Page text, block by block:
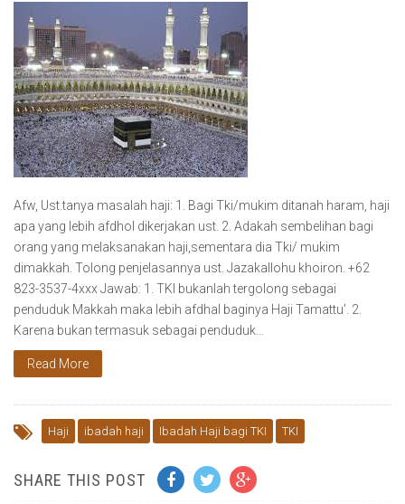
Afw, Ust.tanya masalah haji: 1. Bagi Tki/mukim ditanah haram, haji
apa yang lebih afdhol dikerjakan ust. 2. Adakah sembelihan bagi
orang yang melaksanakan haji,sementara dia Tki/ mukim
dimakkah. Tolong penjelasannya ust. Jazakallohu khoiron. +62
823-3537-4xxx Jawab: 1. TKI bukanlah tergolong sebagai
penduduk Makkah maka lebih afdhal baginya Haji Tamattu’. 2.
Karena bukan termasuk sebagai penduduk…
Read More
Haji ibadah haji Ibadah Haji bagi TKI TKI
SHARE THIS POST